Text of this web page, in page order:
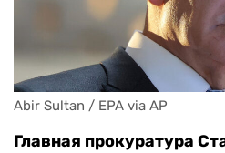
Abir Sultan / EPA via AP
Главная прокуратура